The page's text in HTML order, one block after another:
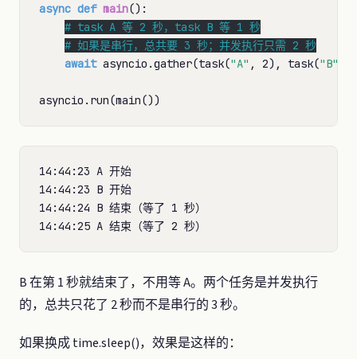
async def main():
#
#
await asyncio.gather(task("A" , 2), task("B"
14:44:23 A 开始
14:44:23 B 开始
14:44:24 B 结束（等了 1 秒）
B 在第 1 秒就结束了，不用等 A。两个任务是并发执行
的，总共只花了 2 秒而不是串行的 3 秒。
如果换成 time.sleep()，效果是这样的：